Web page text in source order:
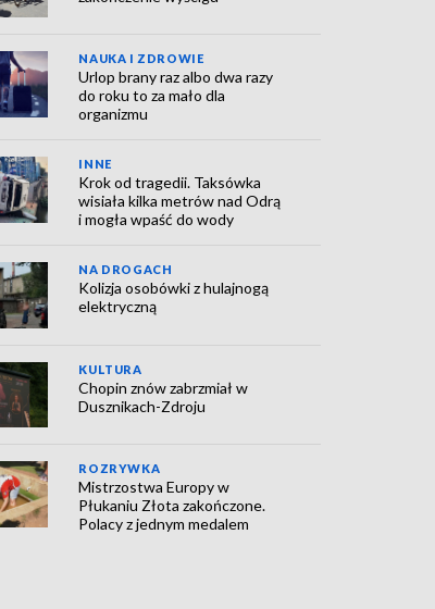
NAUKA I ZDROWIE
Urlop brany raz albo dwa razy
do roku to za mało dla
organizmu
INNE
Krok od tragedii. Taksówka
wisiała kilka metrów nad Odrą
i mogła wpaść do wody
NA DROGACH
Kolizja osobówki z hulajnogą
elektryczną
KULTURA
Chopin znów zabrzmiał w
Dusznikach-Zdroju
ROZRYWKA
Mistrzostwa Europy w
Płukaniu Złota zakończone.
Polacy z jednym medalem